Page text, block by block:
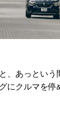
、あっという
にクルマを停